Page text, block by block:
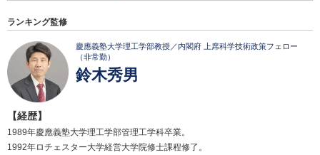
ランキング監修
慶應義塾大学理工学部教授／内閣府 上席科学技術政策フェロー
（非常勤）
鈴木秀男
【経歴】
1989年慶應義塾大学理工学部管理工学科卒業。
1992年ロチェスター大学経営大学院修士課程修了。